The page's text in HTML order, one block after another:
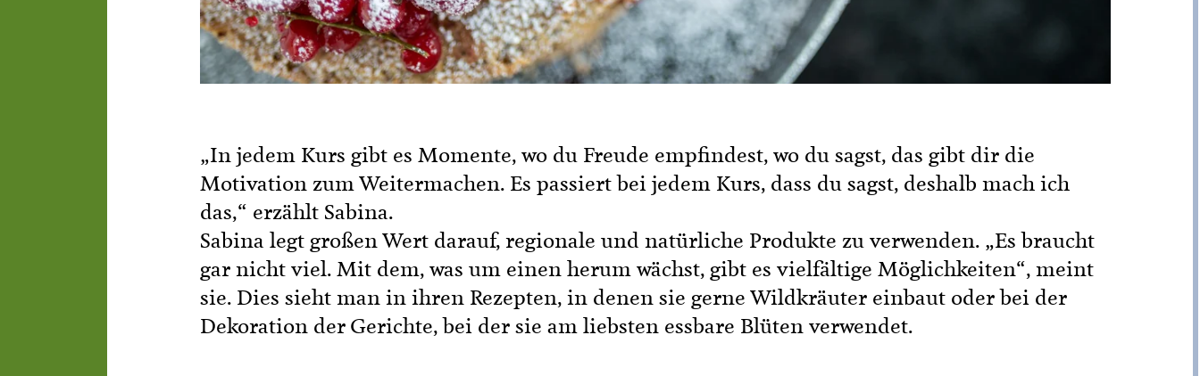
„In jedem Kurs gibt es Momente, wo du Freude empfindest, wo du sagst, das gibt dir die
Motivation zum Weitermachen. Es passiert bei jedem Kurs, dass du sagst, deshalb mach ich
das,“ erzählt Sabina.
Sabina legt großen Wert darauf, regionale und natürliche Produkte zu verwenden. „Es braucht
gar nicht viel. Mit dem, was um einen herum wächst, gibt es vielfältige Möglichkeiten“, meint
sie. Dies sieht man in ihren Rezepten, in denen sie gerne Wildkräuter einbaut oder bei der
Dekoration der Gerichte, bei der sie am liebsten essbare Blüten verwendet.